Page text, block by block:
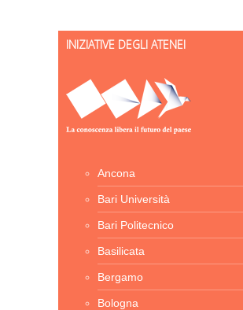
INIZIATIVE DEGLI ATENEI
Ancona
Bari Università
Bari Politecnico
Basilicata
Bergamo
Bologna